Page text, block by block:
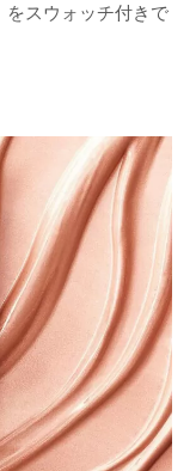
をスウォッチ付きで